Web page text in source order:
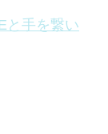
と手を繋い